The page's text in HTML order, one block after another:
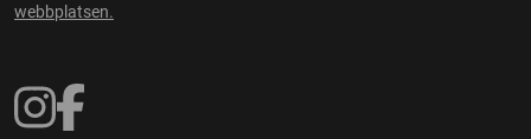
webbplatsen.